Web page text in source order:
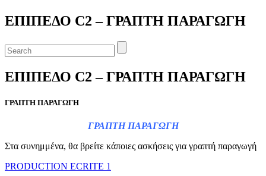
ΕΠΙΠΕΔΟ C2 – ΓΡΑΠΤΗ ΠΑΡΑΓΩΓΗ
ΕΠΙΠΕΔΟ C2 – ΓΡΑΠΤΗ ΠΑΡΑΓΩΓΗ
ΓΡΑΠΤΗ ΠΑΡΑΓΩΓΗ
ΓΡΑΠΤΗ ΠΑΡΑΓΩΓΗ
Στα συνημμένα, θα βρείτε κάποιες ασκήσεις για γραπτή παραγωγή
PRODUCTION ECRITE 1